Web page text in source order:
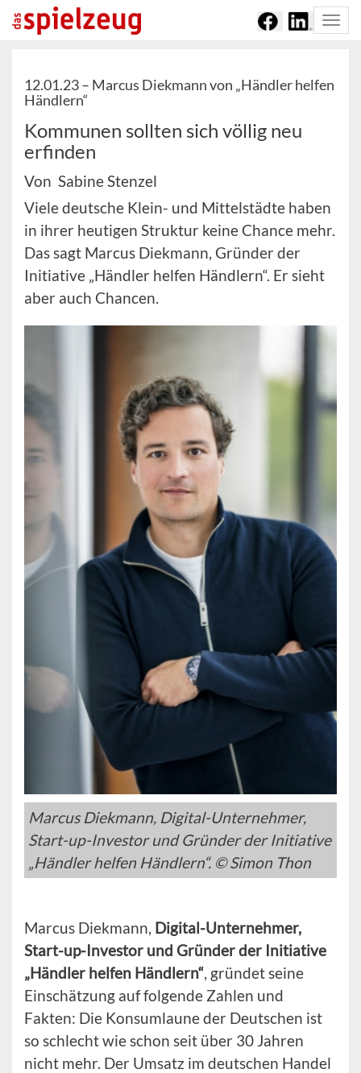
12.01.23 – Marcus Diekmann von „Händler helfen
Händlern“
Kommunen sollten sich völlig neu
erfinden
Von Sabine Stenzel
Viele deutsche Klein- und Mittelstädte haben
in ihrer heutigen Struktur keine Chance mehr.
Das sagt Marcus Diekmann, Gründer der
Initiative „Händler helfen Händlern“. Er sieht
aber auch Chancen.
Marcus Diekmann, Digital-Unternehmer,
Start-up-Investor und Gründer der Initiative
„Händler helfen Händlern“. © Simon Thon
Marcus Diekmann, Digital-Unternehmer,
Start-up-Investor und Gründer der Initiative
„Händler helfen Händlern“, gründet seine
Einschätzung auf folgende Zahlen und
Fakten: Die Konsumlaune der Deutschen ist
so schlecht wie schon seit über 30 Jahren
nicht mehr. Der Umsatz im deutschen Handel